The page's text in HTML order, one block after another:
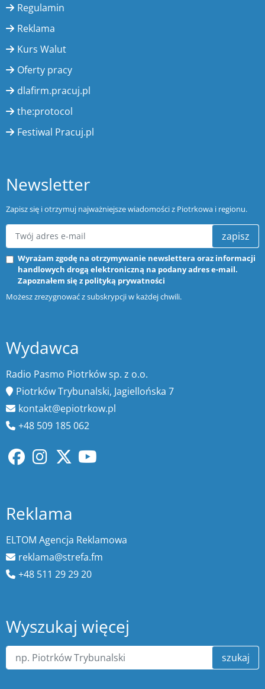
Regulamin
Reklama
Kurs Walut
Oferty pracy
dlafirm.pracuj.pl
the:protocol
Festiwal Pracuj.pl
Newsletter
Zapisz się i otrzymuj najważniejsze wiadomości z Piotrkowa i regionu.
zapisz
Wyrażam zgodę na otrzymywanie newslettera oraz informacji
handlowych drogą elektroniczną na podany adres e-mail.
Zapoznałem się z polityką prywatności
Możesz zrezygnować z subskrypcji w każdej chwili.
Wydawca
Radio Pasmo Piotrków sp. z o.o.
Piotrków Trybunalski, Jagiellońska 7
kontakt@epiotrkow.pl
+48 509 185 062
Reklama
ELTOM Agencja Reklamowa
reklama@strefa.fm
+48 511 29 29 20
Wyszukaj więcej
szukaj